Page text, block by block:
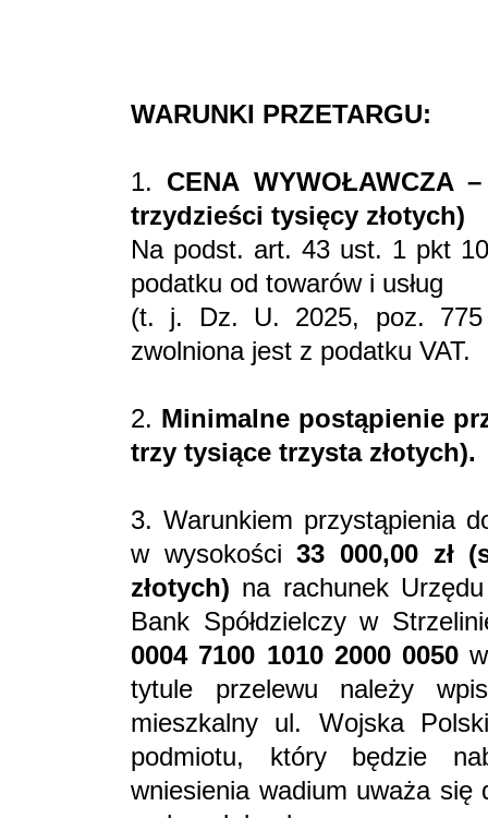
WARUNKI PRZETARGU:
1. CENA WYWOŁAWCZA
trzydzieści tysięcy złotych)
Na podst. art. 43 ust. 1 pkt
podatku od towarów i usług
(t. j. Dz. U. 2025, poz. 775
zwolniona jest z podatku VAT.
2. Minimalne postąpienie
trzy tysiące trzysta złotych).
3. Warunkiem przystąpienia
w wysokości33 000,00 zł
złotych) na rachunek
Bank Spółdzielczy w
0004 7100 1010 2000 0050
tytule przelewu należy
mieszkalny ul. Wojska
podmiotu, który będzie
wniesienia wadium uważa się